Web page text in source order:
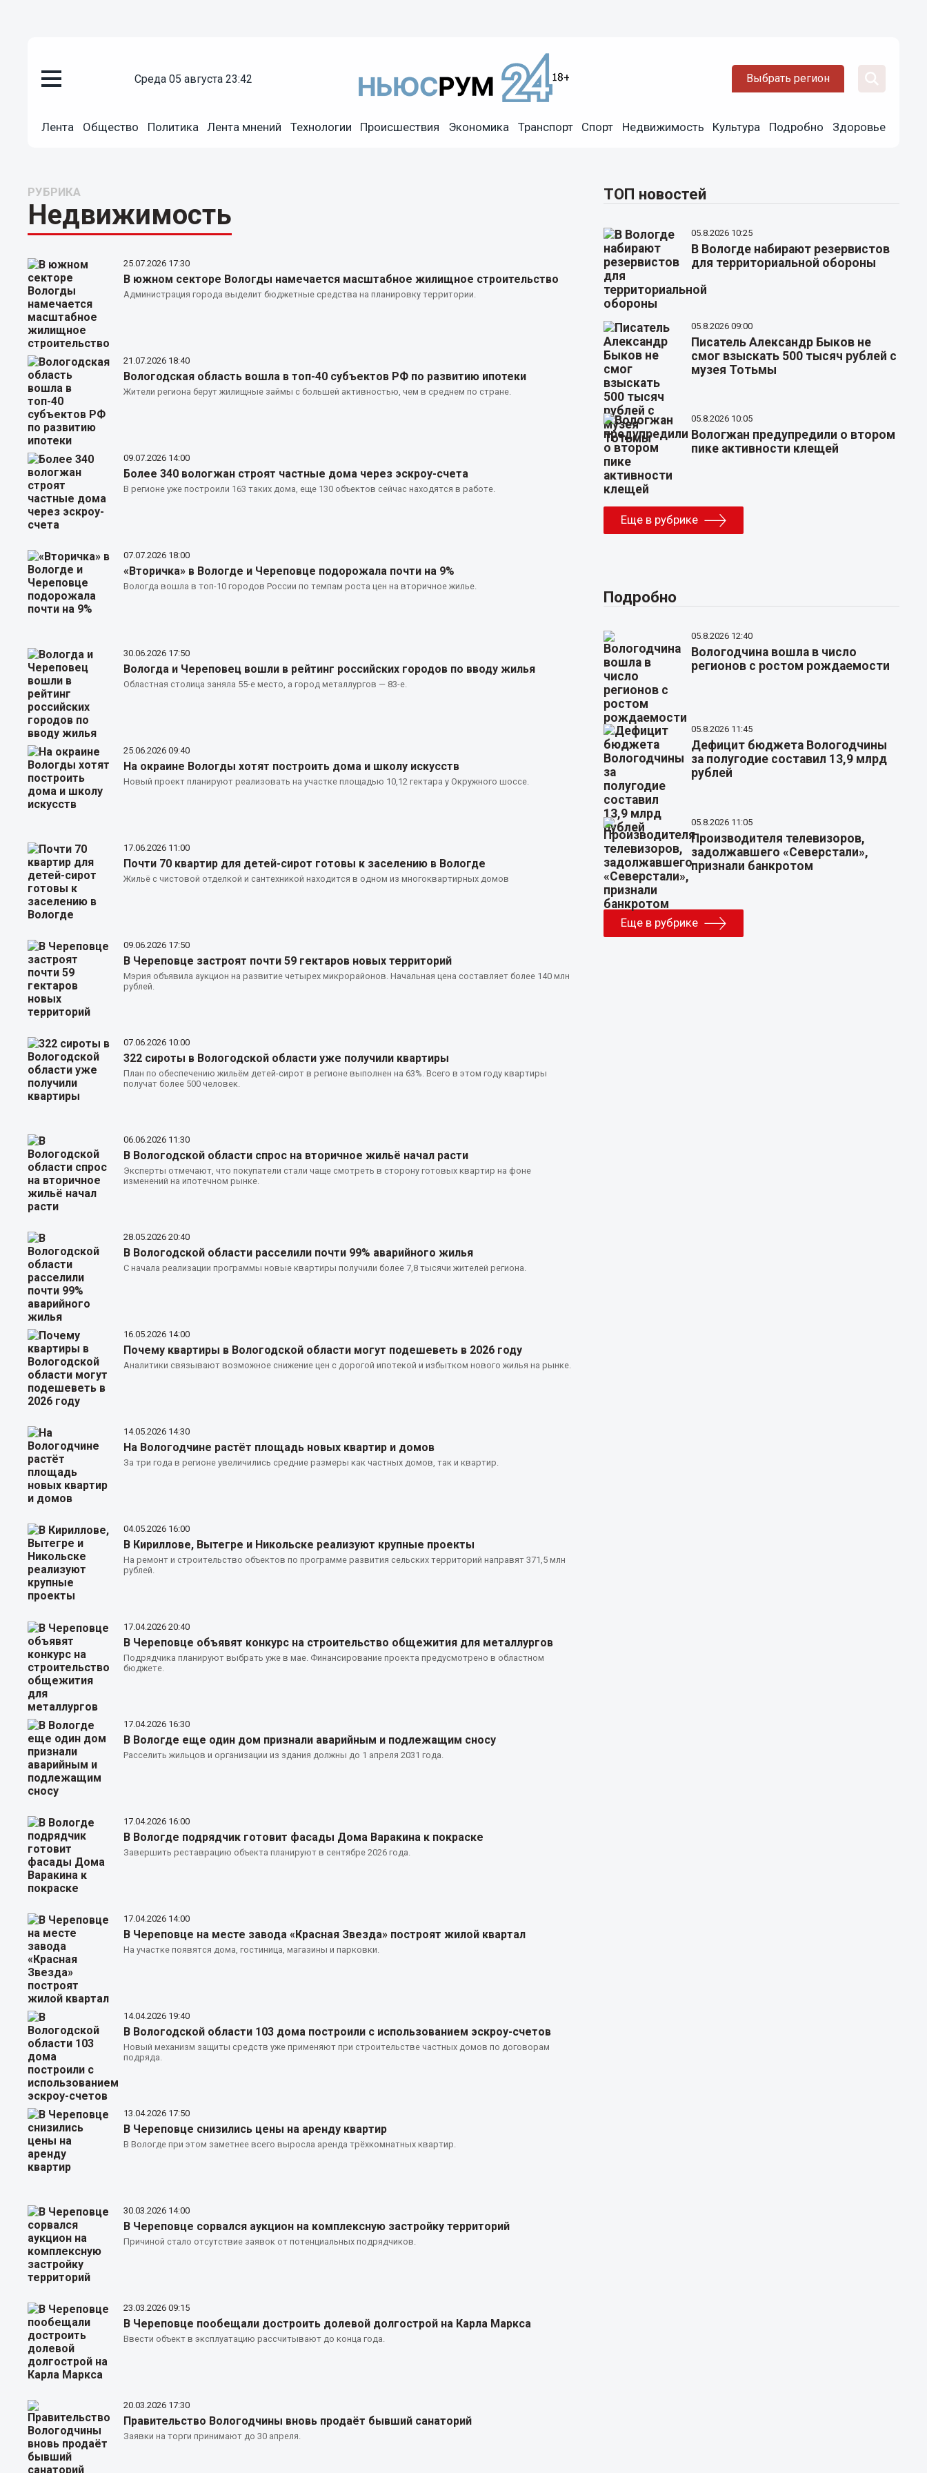
среда 05 августа 23:42 Выбрать регион
Лента Общество Политика Лента мнений Технологии Происшествия Экономика Транспорт Спорт Недвижимость Культура Подробно Здоровье
РУБРИКА
Недвижимость
25.07.2026 17:30
В южном секторе Вологды намечается масштабное жилищное строительство
Администрация города выделит бюджетные средства на планировку территории.
21.07.2026 18:40
Вологодская область вошла в топ-40 субъектов РФ по развитию ипотеки
Жители региона берут жилищные займы с большей активностью, чем в среднем по стране.
09.07.2026 14:00
Более 340 вологжан строят частные дома через эскроу-счета
В регионе уже построили 163 таких дома, еще 130 объектов сейчас находятся в работе.
07.07.2026 18:00
«Вторичка» в Вологде и Череповце подорожала почти на 9%
Вологда вошла в топ-10 городов России по темпам роста цен на вторичное жилье.
30.06.2026 17:50
Вологда и Череповец вошли в рейтинг российских городов по вводу жилья
Областная столица заняла 55-е место, а город металлургов — 83-е.
25.06.2026 09:40
На окраине Вологды хотят построить дома и школу искусств
Новый проект планируют реализовать на участке площадью 10,12 гектара у Окружного шоссе.
17.06.2026 11:00
Почти 70 квартир для детей-сирот готовы к заселению в Вологде
Жильё с чистовой отделкой и сантехникой находится в одном из многоквартирных домов
09.06.2026 17:50
В Череповце застроят почти 59 гектаров новых территорий
Мэрия объявила аукцион на развитие четырех микрорайонов. Начальная цена составляет более 140 млн
рублей.
07.06.2026 10:00
322 сироты в Вологодской области уже получили квартиры
План по обеспечению жильём детей-сирот в регионе выполнен на 63%. Всего в этом году квартиры
получат более 500 человек.
06.06.2026 11:30
В Вологодской области спрос на вторичное жильё начал расти
Эксперты отмечают, что покупатели стали чаще смотреть в сторону готовых квартир на фоне
изменений на ипотечном рынке.
28.05.2026 20:40
В Вологодской области расселили почти 99% аварийного жилья
С начала реализации программы новые квартиры получили более 7,8 тысячи жителей региона.
16.05.2026 14:00
Почему квартиры в Вологодской области могут подешеветь в 2026 году
Аналитики связывают возможное снижение цен с дорогой ипотекой и избытком нового жилья на рынке.
14.05.2026 14:30
На Вологодчине растёт площадь новых квартир и домов
За три года в регионе увеличились средние размеры как частных домов, так и квартир.
04.05.2026 16:00
В Кириллове, Вытегре и Никольске реализуют крупные проекты
На ремонт и строительство объектов по программе развития сельских территорий направят 371,5 млн
рублей.
17.04.2026 20:40
В Череповце объявят конкурс на строительство общежития для металлургов
Подрядчика планируют выбрать уже в мае. Финансирование проекта предусмотрено в областном
бюджете.
17.04.2026 16:30
В Вологде еще один дом признали аварийным и подлежащим сносу
Расселить жильцов и организации из здания должны до 1 апреля 2031 года.
17.04.2026 16:00
В Вологде подрядчик готовит фасады Дома Варакина к покраске
Завершить реставрацию объекта планируют в сентябре 2026 года.
17.04.2026 14:00
В Череповце на месте завода «Красная Звезда» построят жилой квартал
На участке появятся дома, гостиница, магазины и парковки.
14.04.2026 19:40
В Вологодской области 103 дома построили с использованием эскроу-счетов
Новый механизм защиты средств уже применяют при строительстве частных домов по договорам
подряда.
13.04.2026 17:50
В Череповце снизились цены на аренду квартир
В Вологде при этом заметнее всего выросла аренда трёхкомнатных квартир.
30.03.2026 14:00
В Череповце сорвался аукцион на комплексную застройку территорий
Причиной стало отсутствие заявок от потенциальных подрядчиков.
23.03.2026 09:15
В Череповце пообещали достроить долевой долгострой на Карла Маркса
Ввести объект в эксплуатацию рассчитывают до конца года.
20.03.2026 17:30
Правительство Вологодчины вновь продаёт бывший санаторий
Заявки на торги принимают до 30 апреля.
ТОП новостей
05.8.2026 10:25
В Вологде набирают резервистов
для территориальной обороны
05.8.2026 09:00
Писатель Александр Быков не
смог взыскать 500 тысяч рублей с
музея Тотьмы
05.8.2026 10:05
Вологжан предупредили о втором
пике активности клещей
Еще в рубрике
Подробно
05.8.2026 12:40
Вологодчина вошла в число
регионов с ростом рождаемости
05.8.2026 11:45
Дефицит бюджета Вологодчины
за полугодие составил 13,9 млрд
рублей
05.8.2026 11:05
Производителя телевизоров,
задолжавшего «Северстали»,
признали банкротом
Еще в рубрике